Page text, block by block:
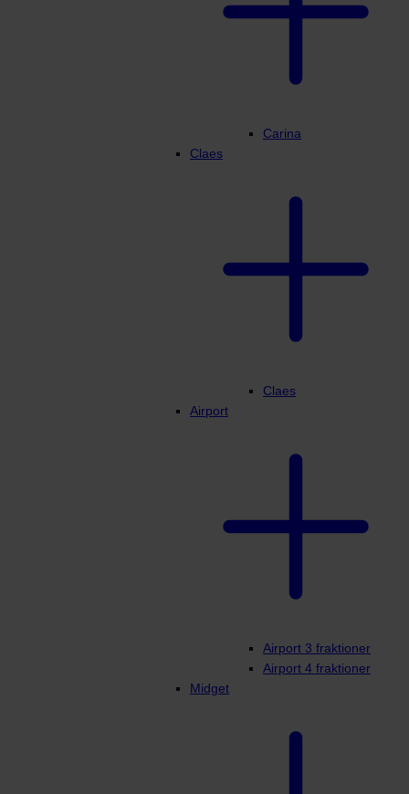
Carina
Claes
Claes
Airport
Airport 3 fraktioner
Airport 4 fraktioner
Midget